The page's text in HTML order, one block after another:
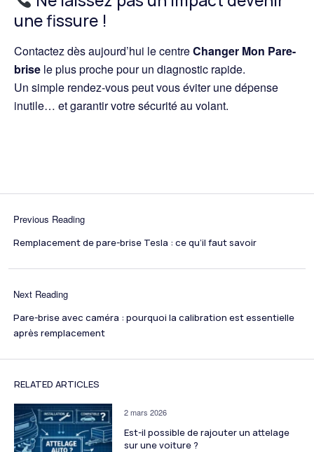
une fissure !
Contactez dès aujourd’hui le centreChanger Mon Pare-
brise le plus proche pour un diagnostic rapide.
Un simple rendez-vous peut vous éviter une dépense
inutile… et garantir votre sécurité au volant.
Previous Reading
Remplacement de pare-brise Tesla : ce qu’il faut savoir
Next Reading
Pare-brise avec caméra : pourquoi la calibration est essentielle
après remplacement
RELATED ARTICLES
2 mars 2026
Est-il possible de rajouter un attelage
sur une voiture ?